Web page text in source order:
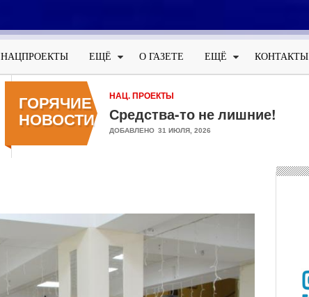
Меню
учётной
записи
пользователя
НАЦПРОЕКТЫ ЕЩЁ О ГАЗЕТЕ ЕЩЁ КОНТАКТЫ
ГОРЯЧИЕ
НОВОСТИ
НАЦ. ПРОЕКТЫ
Средства-то не лишние!
ДОБАВЛЕНО 31 ИЮЛЯ, 2026
НАЦ. ПРОЕКТЫ
Обследуйся и будь спокоен
ДОБАВЛЕНО 24 ИЮЛЯ, 2026